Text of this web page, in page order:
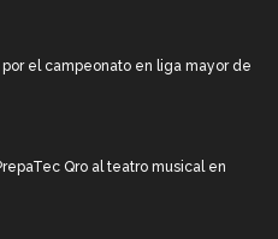
por el campeonato en liga mayor de
Qro al teatro musical en